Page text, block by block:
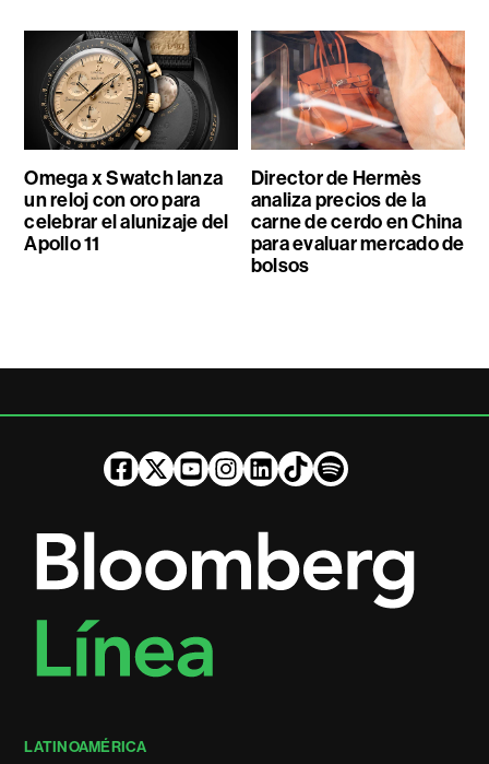
Omega x Swatch lanza
un reloj con oro para
celebrar el alunizaje del
Apollo 11
Director de Hermès
analiza precios de la
carne de cerdo en China
para evaluar mercado de
bolsos
LATINOAMÉRICA